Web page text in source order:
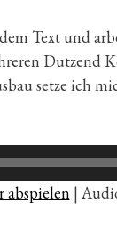
Text und
Dutzend
setze ich
abspielen|